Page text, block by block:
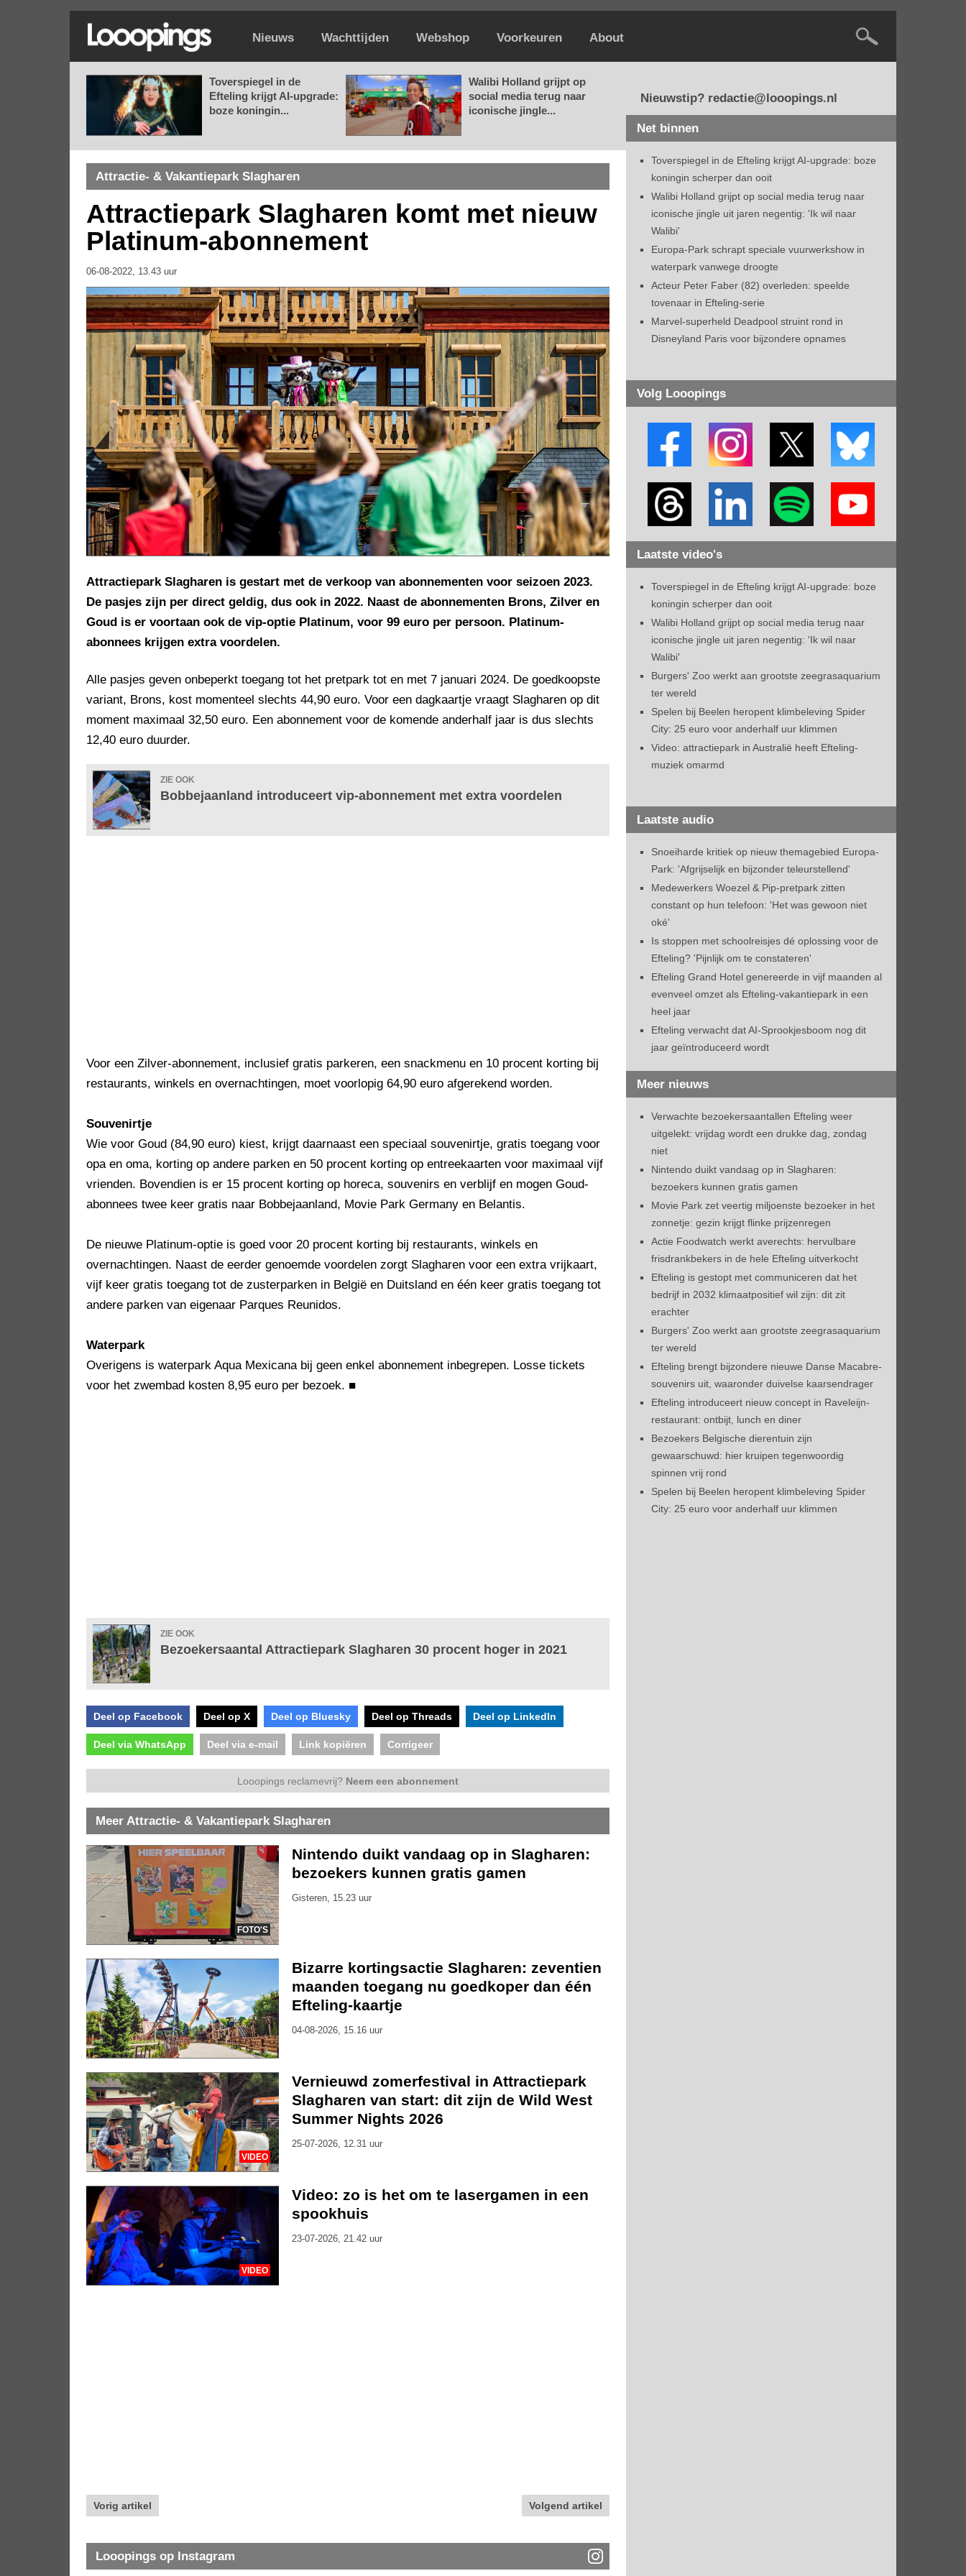
Nieuws Wachttijden Webshop Voorkeuren About
Toverspiegel in de
Efteling krijgt AI-upgrade:
boze koningin...
Walibi Holland grijpt op
social media terug naar
iconische jingle...
Attractie- & Vakantiepark Slagharen
Attractiepark Slagharen komt met nieuw
Platinum-abonnement
06-08-2022, 13.43 uur
Attractiepark Slagharen is gestart met de verkoop van abonnementen voor seizoen 2023.
De pasjes zijn per direct geldig, dus ook in 2022. Naast de abonnementen Brons, Zilver en
Goud is er voortaan ook de vip-optie Platinum, voor 99 euro per persoon. Platinum-
abonnees krijgen extra voordelen.
Alle pasjes geven onbeperkt toegang tot het pretpark tot en met 7 januari 2024. De goedkoopste
variant, Brons, kost momenteel slechts 44,90 euro. Voor een dagkaartje vraagt Slagharen op dit
moment maximaal 32,50 euro. Een abonnement voor de komende anderhalf jaar is dus slechts
12,40 euro duurder.
ZIE OOK
Bobbejaanland introduceert vip-abonnement met extra voordelen
Voor een Zilver-abonnement, inclusief gratis parkeren, een snackmenu en 10 procent korting bij
restaurants, winkels en overnachtingen, moet voorlopig 64,90 euro afgerekend worden.
Souvenirtje
Wie voor Goud (84,90 euro) kiest, krijgt daarnaast een speciaal souvenirtje, gratis toegang voor
opa en oma, korting op andere parken en 50 procent korting op entreekaarten voor maximaal vijf
vrienden. Bovendien is er 15 procent korting op horeca, souvenirs en verblijf en mogen Goud-
abonnees twee keer gratis naar Bobbejaanland, Movie Park Germany en Belantis.
De nieuwe Platinum-optie is goed voor 20 procent korting bij restaurants, winkels en
overnachtingen. Naast de eerder genoemde voordelen zorgt Slagharen voor een extra vrijkaart,
vijf keer gratis toegang tot de zusterparken in België en Duitsland en één keer gratis toegang tot
andere parken van eigenaar Parques Reunidos.
Waterpark
Overigens is waterpark Aqua Mexicana bij geen enkel abonnement inbegrepen. Losse tickets
voor het zwembad kosten 8,95 euro per bezoek. ■
ZIE OOK
Bezoekersaantal Attractiepark Slagharen 30 procent hoger in 2021
Deel op Facebook Deel op X Deel op Bluesky Deel op Threads Deel op LinkedIn
Deel via WhatsApp Deel via e-mail Link kopiëren Corrigeer
Looopings reclamevrij? Neem een abonnement
Meer Attractie- & Vakantiepark Slagharen
FOTO'S
Nintendo duikt vandaag op in Slagharen:
bezoekers kunnen gratis gamen
Gisteren, 15.23 uur
Bizarre kortingsactie Slagharen: zeventien
maanden toegang nu goedkoper dan één
Efteling-kaartje
04-08-2026, 15.16 uur
VIDEO
Vernieuwd zomerfestival in Attractiepark
Slagharen van start: dit zijn de Wild West
Summer Nights 2026
25-07-2026, 12.31 uur
VIDEO
Video: zo is het om te lasergamen in een
spookhuis
23-07-2026, 21.42 uur
Vorig artikel Volgend artikel
Looopings op Instagram
Nieuwstip? redactie@looopings.nl
Net binnen
Toverspiegel in de Efteling krijgt AI-upgrade: boze
koningin scherper dan ooit
Walibi Holland grijpt op social media terug naar
iconische jingle uit jaren negentig: 'Ik wil naar
Walibi'
Europa-Park schrapt speciale vuurwerkshow in
waterpark vanwege droogte
Acteur Peter Faber (82) overleden: speelde
tovenaar in Efteling-serie
Marvel-superheld Deadpool struint rond in
Disneyland Paris voor bijzondere opnames
Volg Looopings
Laatste video's
Toverspiegel in de Efteling krijgt AI-upgrade: boze
koningin scherper dan ooit
Walibi Holland grijpt op social media terug naar
iconische jingle uit jaren negentig: 'Ik wil naar
Walibi'
Burgers' Zoo werkt aan grootste zeegrasaquarium
ter wereld
Spelen bij Beelen heropent klimbeleving Spider
City: 25 euro voor anderhalf uur klimmen
Video: attractiepark in Australië heeft Efteling-
muziek omarmd
Laatste audio
Snoeiharde kritiek op nieuw themagebied Europa-
Park: 'Afgrijselijk en bijzonder teleurstellend'
Medewerkers Woezel & Pip-pretpark zitten
constant op hun telefoon: 'Het was gewoon niet
oké'
Is stoppen met schoolreisjes dé oplossing voor de
Efteling? 'Pijnlijk om te constateren'
Efteling Grand Hotel genereerde in vijf maanden al
evenveel omzet als Efteling-vakantiepark in een
heel jaar
Efteling verwacht dat AI-Sprookjesboom nog dit
jaar geïntroduceerd wordt
Meer nieuws
Verwachte bezoekersaantallen Efteling weer
uitgelekt: vrijdag wordt een drukke dag, zondag
niet
Nintendo duikt vandaag op in Slagharen:
bezoekers kunnen gratis gamen
Movie Park zet veertig miljoenste bezoeker in het
zonnetje: gezin krijgt flinke prijzenregen
Actie Foodwatch werkt averechts: hervulbare
frisdrankbekers in de hele Efteling uitverkocht
Efteling is gestopt met communiceren dat het
bedrijf in 2032 klimaatpositief wil zijn: dit zit
erachter
Burgers' Zoo werkt aan grootste zeegrasaquarium
ter wereld
Efteling brengt bijzondere nieuwe Danse Macabre-
souvenirs uit, waaronder duivelse kaarsendrager
Efteling introduceert nieuw concept in Raveleijn-
restaurant: ontbijt, lunch en diner
Bezoekers Belgische dierentuin zijn
gewaarschuwd: hier kruipen tegenwoordig
spinnen vrij rond
Spelen bij Beelen heropent klimbeleving Spider
City: 25 euro voor anderhalf uur klimmen